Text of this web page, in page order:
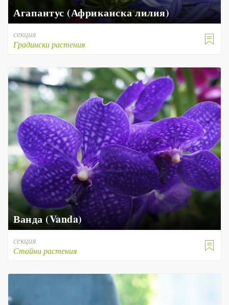
Агапантус (Африканска лилия)

секция
Градински растения
Ванда (Vanda)

секция
Стайни растения